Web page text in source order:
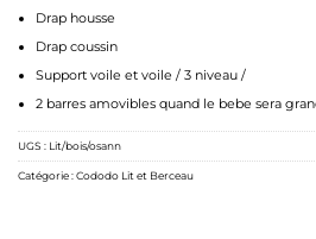
Drap housse
Drap coussin
Support voile et voile / 3 niveau /
2 barres amovibles quand le bebe sera
UGS : Lit/bois/osann
Catégorie :Cododo Lit et Berceau